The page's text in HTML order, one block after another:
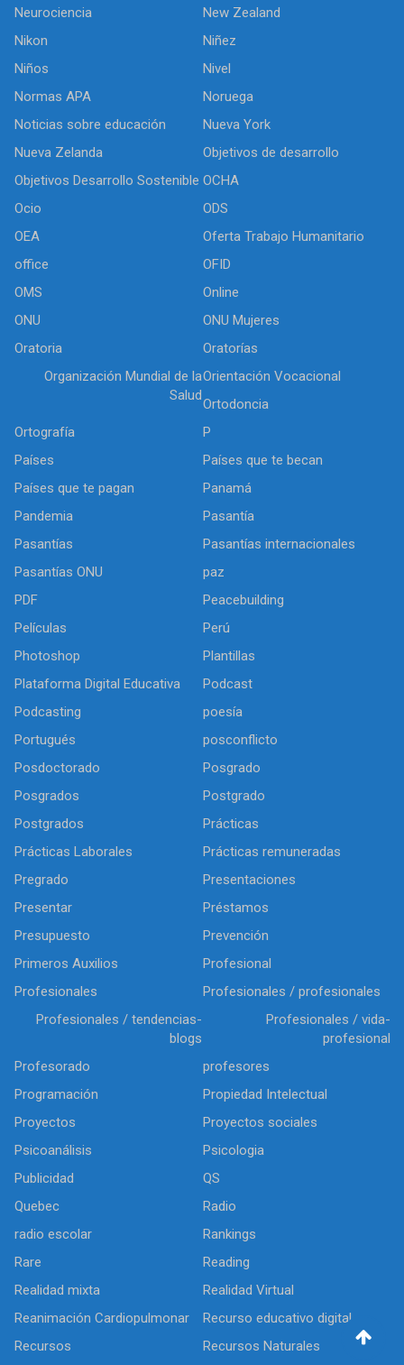
Neurociencia
New Zealand
Nikon
Niñez
Niños
Nivel
Normas APA
Noruega
Noticias sobre educación
Nueva York
Nueva Zelanda
Objetivos de desarrollo
Objetivos Desarrollo Sostenible OCHA
Ocio
ODS
OEA
Oferta Trabajo Humanitario
office
OFID
OMS
Online
ONU
ONU Mujeres
Oratoria
Oratorías
Organización Mundial de la
Salud
Orientación Vocacional
Ortodoncia
Ortografía
P
Países
Países que te becan
Países que te pagan
Panamá
Pandemia
Pasantía
Pasantías
Pasantías internacionales
Pasantías ONU
paz
PDF
Peacebuilding
Películas
Perú
Photoshop
Plantillas
Plataforma Digital Educativa
Podcast
Podcasting
poesía
Portugués
posconflicto
Posdoctorado
Posgrado
Posgrados
Postgrado
Postgrados
Prácticas
Prácticas Laborales
Prácticas remuneradas
Pregrado
Presentaciones
Presentar
Préstamos
Presupuesto
Prevención
Primeros Auxilios
Profesional
Profesionales
Profesionales / profesionales
Profesionales / tendencias-
blogs
Profesionales / vida-
profesional
Profesorado
profesores
Programación
Propiedad Intelectual
Proyectos
Proyectos sociales
Psicoanálisis
Psicologia
Publicidad
QS
Quebec
Radio
radio escolar
Rankings
Rare
Reading
Realidad mixta
Realidad Virtual
Reanimación Cardiopulmonar
Recurso educativo digital
Recursos
Recursos Naturales